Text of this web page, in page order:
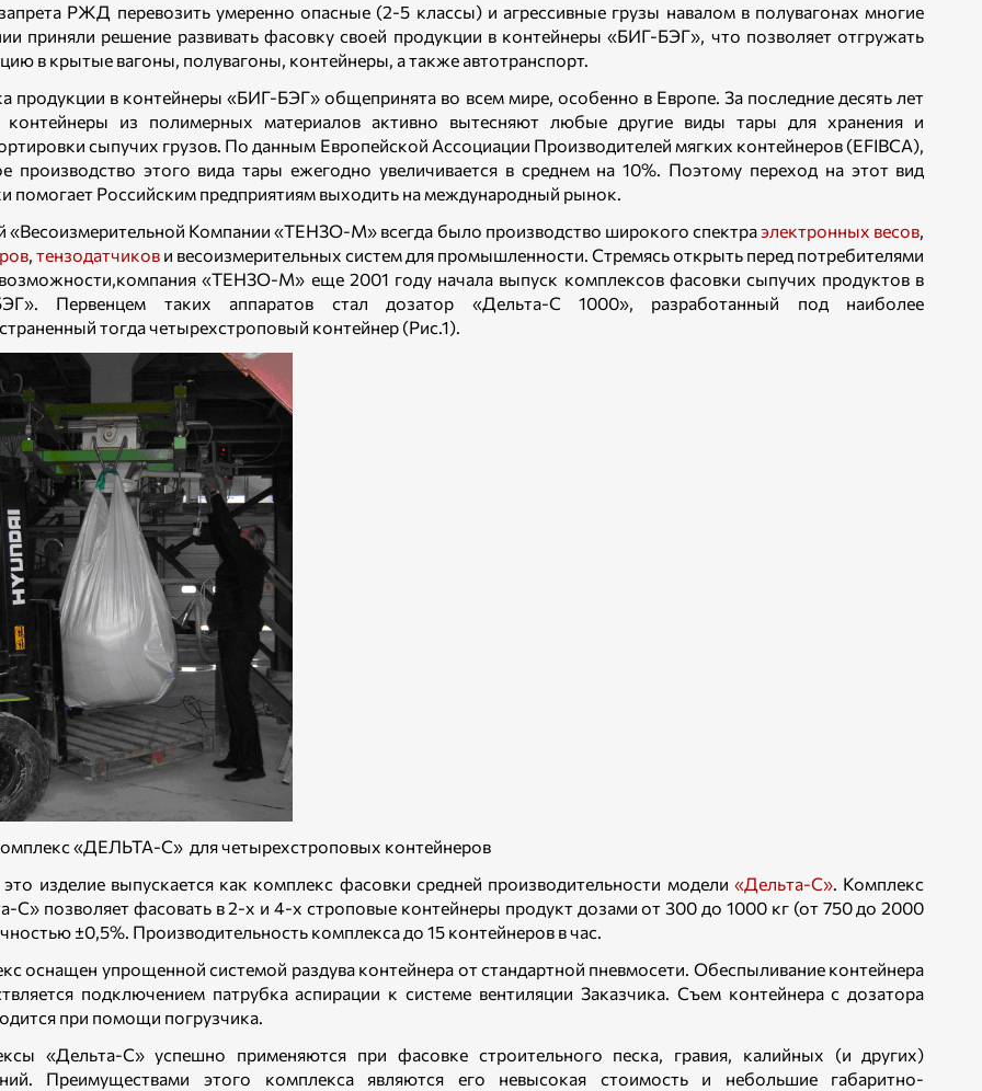
РЖД перевозить умеренно опасные (2-5 классы) и агрессивные грузы навалом в полувагонах многие
приняли решение развивать фасовку своей продукции в контейнеры «БИГ-БЭГ», что позволяет отгружать
в крытые вагоны, полувагоны, контейнеры, а также автотранспорт.
продукции в контейнеры «БИГ-БЭГ» общепринята во всем мире, особенно в Европе. За последние десять лет
контейнеры из полимерных материалов активно вытесняют любые другие виды тары для хранения и
сыпучих грузов. По данным Европейской Ассоциации Производителей мягких контейнеров (EFIBCA),
производство этого вида тары ежегодно увеличивается в среднем на 10%. Поэтому переход на этот вид
помогает Российским предприятиям выходить на международный рынок.
«Весоизмерительной Компании «ТЕНЗО-М» всегда было производство широкого спектраэлектронных весов,
, тензодатчикови весоизмерительных систем для промышленности. Стремясь открыть перед потребителями
«ТЕНЗО-М» еще 2001 году начала выпуск комплексов фасовки сыпучих продуктов в
Первенцем таких аппаратов стал дозатор «Дельта-С 1000», разработанный под наиболее
тогда четырехстроповый контейнер (Рис.1).
«ДЕЛЬТА-С» для четырехстроповых контейнеров
это изделие выпускается как комплекс фасовки средней производительности модели«Дельта-С». Комплекс
С» позволяет фасовать в 2-х и 4-х строповые контейнеры продукт дозами от 300 до 1000 кг (от 750 до 2000
±0,5%. Производительность комплекса до 15 контейнеров в час.
оснащен упрощенной системой раздува контейнера от стандартной пневмосети. Обеспыливание контейнера
подключением патрубка аспирации к системе вентиляции Заказчика. Съем контейнера с дозатора
при помощи погрузчика.
«Дельта-С» успешно применяются при фасовке строительного песка, гравия, калийных (и других)
Преимуществами этого комплекса являются его невысокая стоимость и небольшие габаритно-